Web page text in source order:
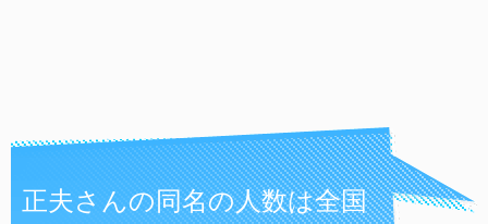
正夫さんの同名の人数は全国